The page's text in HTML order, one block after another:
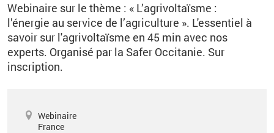
Webinaire sur le thème : «‌ L’agrivoltaïsme :
l’énergie au service de l’agriculture ». L'essentiel à
savoir sur l'agrivoltaïsme en 45 min avec nos
experts. Organisé par la Safer Occitanie. Sur
inscription.
Webinaire
France